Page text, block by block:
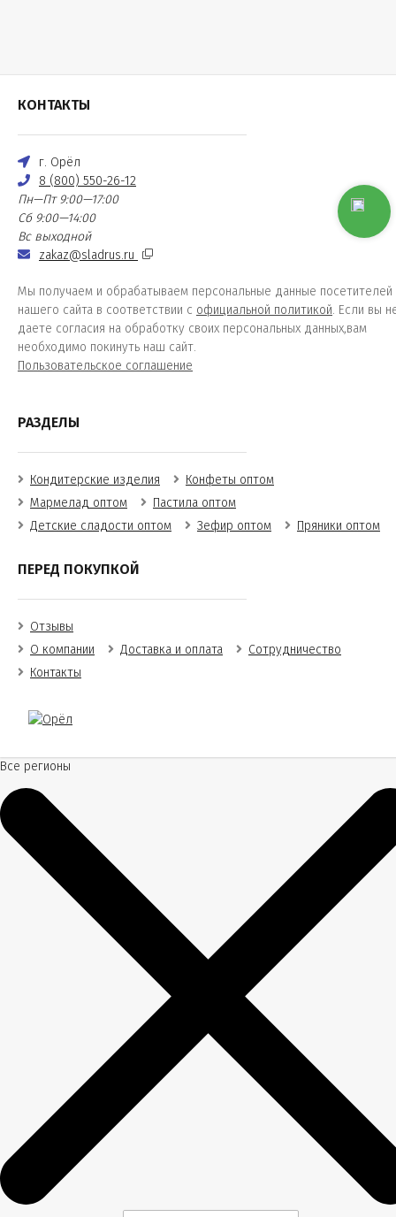
КОНТАКТЫ
г. Орёл
8 (800) 550-26-12
Пн—Пт 9:00—17:00
Сб 9:00—14:00
Вс выходной
zakaz@sladrus.ru
Мы получаем и обрабатываем персональные данные посетителей
нашего сайта в соответствии с официальной политикой. Если вы
даете согласия на обработку своих персональных данных,вам
необходимо покинуть наш сайт.
Пользовательское соглашение
РАЗДЕЛЫ
Кондитерские изделия
Конфеты оптом
Мармелад оптом
Пастила оптом
Детские сладости оптом
Зефир оптом Пряники оптом
ПЕРЕД ПОКУПКОЙ
Отзывы
О компании
Доставка и оплата
Сотрудничество
Контакты
Все регионы